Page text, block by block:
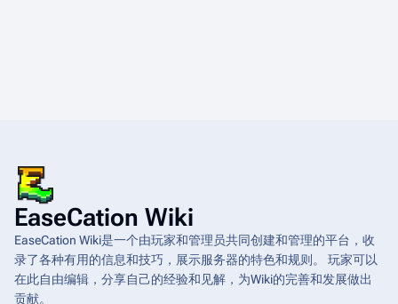
EaseCation Wiki
EaseCation Wiki是一个由玩家和管理员共同创建和管理的平台，收
录了各种有用的信息和技巧，展示服务器的特色和规则。 玩家可以
在此自由编辑，分享自己的经验和见解，为Wiki的完善和发展做出
贡献。